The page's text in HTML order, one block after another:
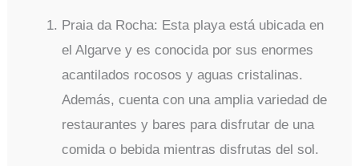
Praia da Rocha: Esta playa está ubicada en
el Algarve y es conocida por sus enormes
acantilados rocosos y aguas cristalinas.
Además, cuenta con una amplia variedad de
restaurantes y bares para disfrutar de una
comida o bebida mientras disfrutas del sol.